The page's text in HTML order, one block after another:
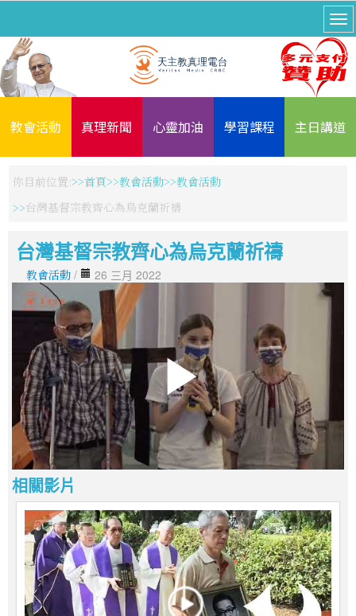
教會活動 真理新聞 心靈加油 學習課程 主日講道
你目前位置: 首頁 教會活動
教會活動
台灣基督宗教齊心為烏克蘭祈禱
台灣基督宗教齊心為烏克蘭祈禱
教會活動 / 26 三月 2022
相關影片